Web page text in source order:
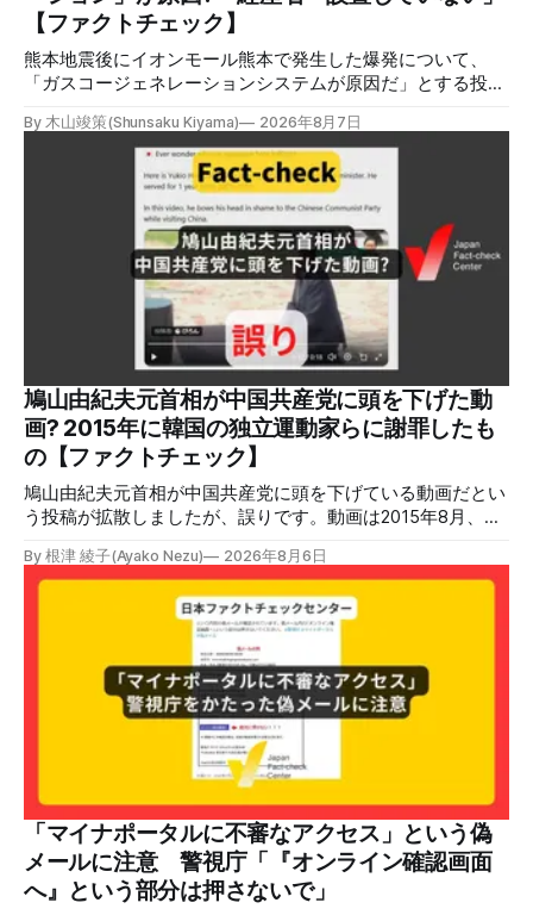
【ファクトチェック】
熊本地震後にイオンモール熊本で発生した爆発について、
「ガスコージェネレーションシステムが原因だ」とする投稿
ジェネレーションやガス発電機は設置していないことを確認
している」と発表し、LPガスが原因だった可能性が高いと説
明しています。またイオンは5日、事故原因を調べる事故調
査委員会を設置すると発表しました。 検証対象 拡散した投
ガスを燃料としてガスエンジンやガスタービンで発電し、排
熱を冷暖房などに利用する「ガスコージェネレーション」が
原因だとする投稿が拡散した（例1、例2）。 検証する理由
ソーシャルリスニングツールMeltwaterで調べると、これら
の投稿の表示回数は少なくとも合計194万回を超えている。
爆発の原因をめぐって、さまざまな根拠不明の情報が飛び交
っているため検証する。 検証過程 イオンモール熊本の爆発
2026年7月28日午後16時27分ごろ、熊本県で震度7の地震が
発生した。午後6時ごろ、嘉島町のショッピングセンター
「イ
By 木山竣策(Shunsaku Kiyama) 2026年8月7日
鳩山由紀夫元首相が中国共産党に頭を下げた動
画? 2015年に韓国の独立運動家らに謝罪したも
の【ファクトチェック】
鳩山由紀夫元首相が中国共産党に頭を下げている動画だとい
う投稿が拡散しましたが、誤りです。動画は2015年8月、鳩
立運動家らに謝罪した映像です。中国共産党に対して頭を下
げている動画ではありません。 検証対象 拡散した言説 2026
年7月30日、「日本人がなぜ左翼を嫌うのか、考えたことは
ありますか？/ここに日本の左寄り首相だった鳩山由紀夫が
います。彼は2009年から2010年まで1年間務めました。/こ
のビデオでは、彼が中国を訪問中に中国共産党に対して恥じ
らいながら頭を下げています」という英文付きの動画がXで
ポストされ、表示は20万件を超える。 投稿には「私の日本
語力が衰えていたら申し訳ないですが、動画に『韓国』と書
いてあるように見えます」などの英語の指摘もあるが、「日
本が犯した残虐行為を謝罪するのは悪いことだと思わない」
「共産主義者に恥じて頭を下げるべき人はいない」など、拡
散した投稿を真に受けた反応も多いため検証する。 検証過
程 動
By 根津 綾子(Ayako Nezu) 2026年8月6日
「マイナポータルに不審なアクセス」という偽
メールに注意 警視庁「『オンライン確認画面
へ』という部分は押さないで」